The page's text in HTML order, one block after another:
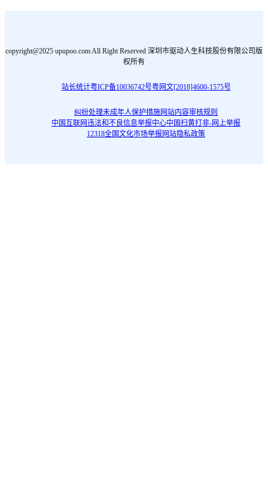
copyright@2025 upupoo.com All Right Reserved 深圳市驱动人生科技股份有限公司版
权所有
站长统计粤ICP备10036742号粤网文[2018]4600-1575号
纠纷处理未成年人保护措施网站内容审核规则
中国互联网违法和不良信息举报中心中国扫黄打非-网上举报
12318全国文化市场举报网站隐私政策